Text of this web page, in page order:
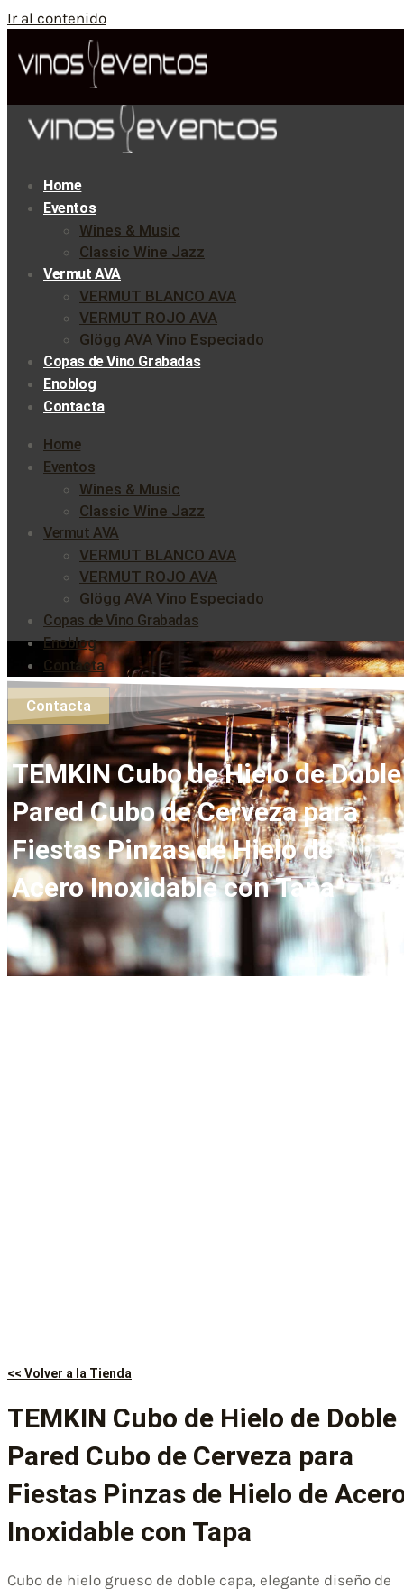
Ir al contenido
Home
Eventos
Wines & Music
Classic Wine Jazz
Vermut AVA
VERMUT BLANCO AVA
VERMUT ROJO AVA
Glögg AVA Vino Especiado
Copas de Vino Grabadas
Enoblog
Contacta
Home
Eventos
Wines & Music
Classic Wine Jazz
Vermut AVA
VERMUT BLANCO AVA
VERMUT ROJO AVA
Glögg AVA Vino Especiado
Copas de Vino Grabadas
Enoblog
Contacta
Contacta
TEMKIN Cubo de Hielo de Doble
Pared Cubo de Cerveza para
Fiestas Pinzas de Hielo de
Acero Inoxidable con Tapa
<< Volver a la Tienda
TEMKIN Cubo de Hielo de Doble
Pared Cubo de Cerveza para
Fiestas Pinzas de Hielo de
Inoxidable con Tapa
Cubo de hielo grueso de doble capa, elegante diseño de